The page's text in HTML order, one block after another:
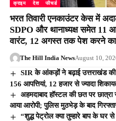
क्राइम देश फीचर्ड
भरत तिवारी एनकाउंटर केस में
SDPO और थानाध्यक्ष समेत 11
वारंट, 12 अगस्त तक पेश करने
The Hill India NewsAugust 10,
SIR के आंकड़ों ने बढ़ाई उत्तराखंड की
156 आपत्तियां, 12 हजार से ज्यादा
अहमदाबाद हॉस्टल की छत पर
आया आरोपी; पुलिस मुठभेड़ के बाद
“शुद्ध पेट्रोल क्या तुम्हारे बाप के